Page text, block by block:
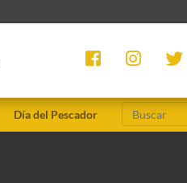
Día del Pescador